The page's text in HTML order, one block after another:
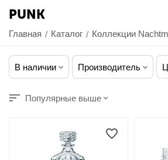
PUNK
Главная / Каталог / Коллекции
В наличии Производитель
Популярные выше